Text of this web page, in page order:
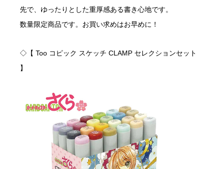
先で、ゆったりとした重厚感ある書き心地です。
数量限定商品です。お買い求めはお早めに！
◇【 Too コピック スケッチ CLAMP セレクションセット
】